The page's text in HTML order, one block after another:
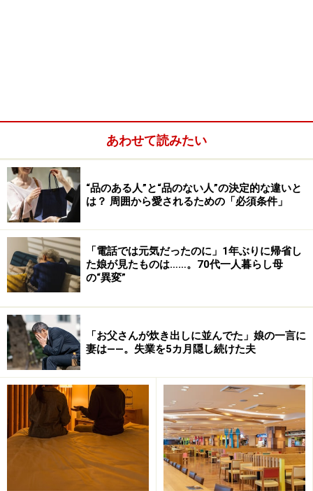
こういうとき、「もう服のまま泳いじゃおうかな？」と
いうアイデアに、「GO！」となるためには諸条件がござ
います。今、短パンをはいていること、近所のコンビニ
で替えのパンツが購入できること、海の家でシャワーや
水道が使えること、同行者が海で濡れた服を水で洗って
から乾くまで待ってくれるほどに気が長いこと。
以上の条件がすべてそろった場合は、水着を忘れたとて
服のまま海で泳げます。……なかなか厳しい条件です。
さて、2つ目は着替えです。
あわせて読みたい
“品のある人”と“品のない人”の決定的な違いと
は？ 周囲から愛されるための「必須条件」
「電話では元気だったのに」1年ぶりに帰省し
た娘が見たものは……。70代一人暮らし母
の“異変”
「お父さんが炊き出しに並んでた」娘の一言に
妻は――。失業を5カ月隠し続けた夫